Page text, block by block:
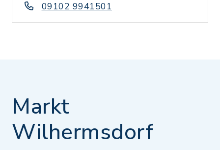
09102 9941501
Markt
Wilhermsdorf